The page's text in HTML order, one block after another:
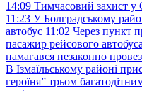
14:09 Тимчасовий захист у
11:23 У Болградському
автобус 11:02 Через пункт
пасажир рейсового
намагався незаконно
В Ізмаїльському районі
героїня” трьом